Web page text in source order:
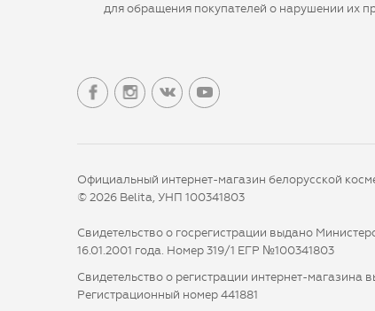
для обращения покупателей о нарушении их
Официальный интернет-магазин белорусской
© 2026 Belita, УНП 100341803
Свидетельство о госрегистрации выдано
16.01.2001 года. Номер 319/1 ЕГР №100341803
Свидетельство о регистрации интернет-магазина
Регистрационный номер 441881